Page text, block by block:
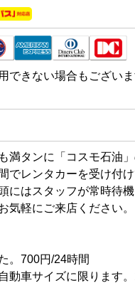
できない場合もございま
満タンに「コスモ石油
でレンタカーを受け付け
にはスタッフが常時待
気軽にご来店ください
。700円/24時間
動車サイズに限ります